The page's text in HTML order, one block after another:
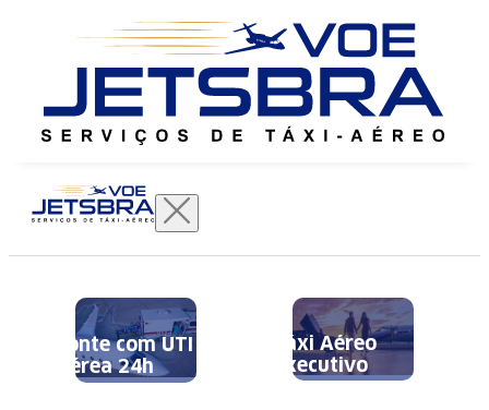
Conte com UTI
Aérea 24h
Táxi Aéreo
Executivo